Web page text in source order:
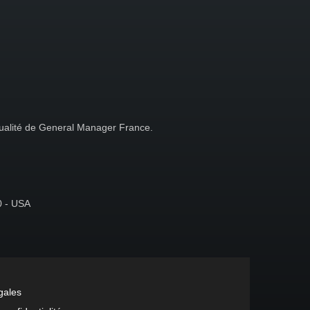
de General Manager France.
- USA